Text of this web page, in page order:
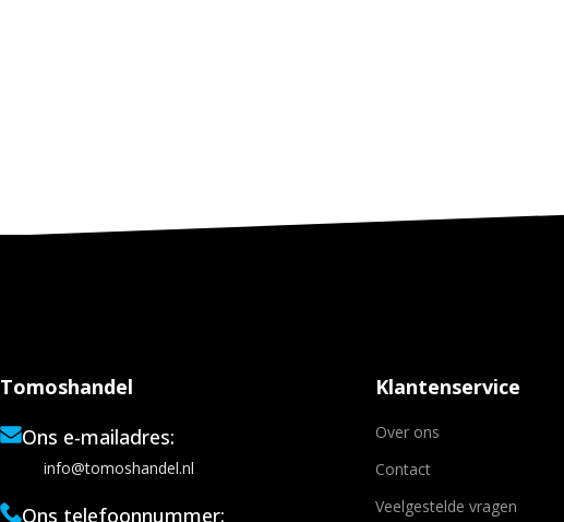
Tomoshandel
Ons e-mailadres:
info@tomoshandel.nl
Ons telefoonnummer:
Klantenservice
Over ons
Contact
Veelgestelde vragen